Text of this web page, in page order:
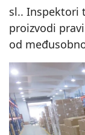
sl.. Inspektori
proizvodi
od